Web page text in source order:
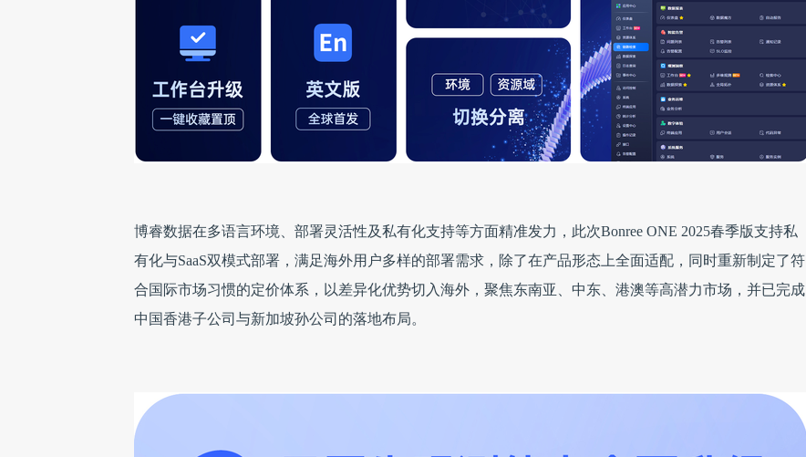
博睿数据在多语言环境、部署灵活性及私有化支持等方面精准发力，此次Bonree ONE 2025春季版支持私
有化与SaaS双模式部署，满足海外用户多样的部署需求，除了在产品形态上全面适配，同时重新制定了符
合国际市场习惯的定价体系，以差异化优势切入海外，聚焦东南亚、中东、港澳等高潜力市场，并已完成
中国香港子公司与新加坡孙公司的落地布局。